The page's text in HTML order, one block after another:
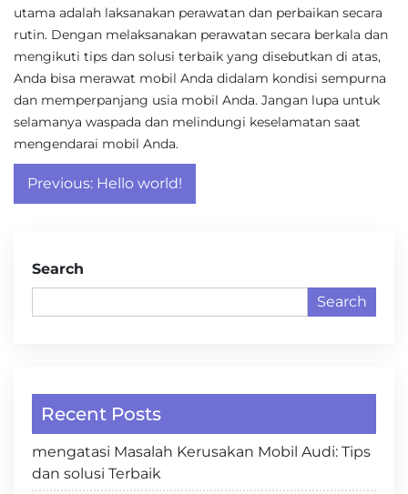
utama adalah laksanakan perawatan dan perbaikan secara
rutin. Dengan melaksanakan perawatan secara berkala dan
mengikuti tips dan solusi terbaik yang disebutkan di atas,
Anda bisa merawat mobil Anda didalam kondisi sempurna
dan memperpanjang usia mobil Anda. Jangan lupa untuk
selamanya waspada dan melindungi keselamatan saat
mengendarai mobil Anda.
Post
navigation
Previous: Hello world!
Search
Search
Recent Posts
mengatasi Masalah Kerusakan Mobil Audi: Tips
dan solusi Terbaik